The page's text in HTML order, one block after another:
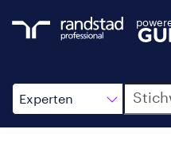
Experten
Suche